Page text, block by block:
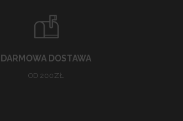
DARMOWA DOSTAWA
OD 200ZŁ